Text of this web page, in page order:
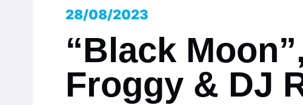
28/08/2023
“Black
Froggy & DJ